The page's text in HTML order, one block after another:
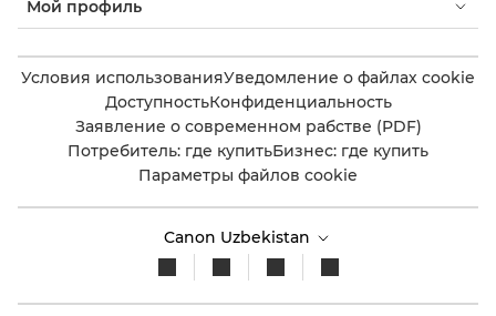
Мой профиль
Условия использованияУведомление о файлах cookie
ДоступностьКонфиденциальность
Заявление о современном рабстве (PDF)
Потребитель: где купитьБизнес: где купить
Параметры файлов cookie
Canon Uzbekistan